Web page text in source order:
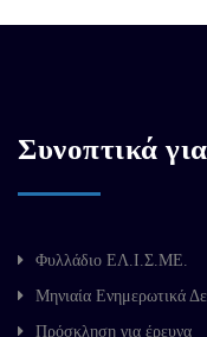
Συνοπτικά
Φυλλάδιο ΕΛ.Ι.Σ.ΜΕ.
Μηνιαία Ενημερωτικά
Πρόσκληση για έρευνα